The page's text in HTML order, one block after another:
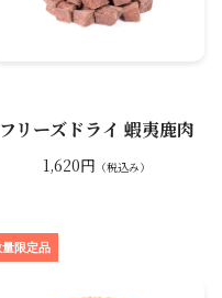
フリーズドライ 蝦夷鹿肉
1,620円 （税込み）